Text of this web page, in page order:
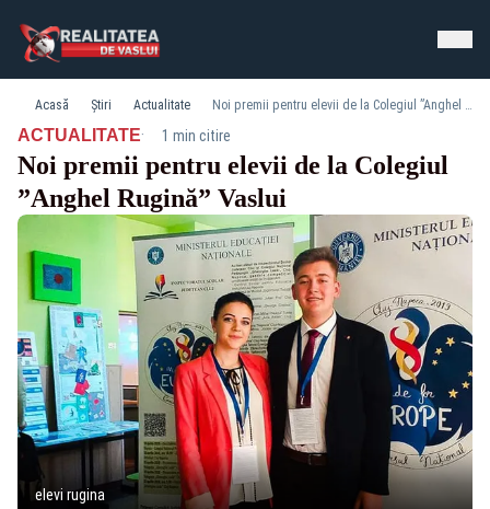
Acasă Știri Actualitate Noi premii pentru elevii de la Colegiul ”Anghel Rugină” Vaslui
ACTUALITATE· 1 min citire
Noi premii pentru elevii de la Colegiul
”Anghel Rugină” Vaslui
elevi rugina